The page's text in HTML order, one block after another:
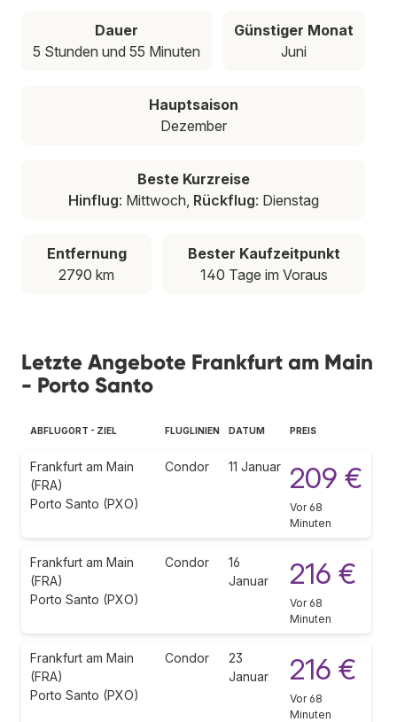
Dauer
5 Stunden und 55 Minuten
Günstiger Monat
Juni
Hauptsaison
Dezember
Beste Kurzreise
Hinflug: Mittwoch, Rückflug: Dienstag
Entfernung
2790 km
Bester Kaufzeitpunkt
140 Tage im Voraus
Letzte Angebote Frankfurt am Main
- Porto Santo
ABFLUGORT - ZIEL FLUGLINIEN DATUM PREIS
Frankfurt am Main
(FRA)
Porto Santo (PXO)
Condor 11 Januar 209 €
Vor 68
Minuten
Frankfurt am Main
(FRA)
Porto Santo (PXO)
Condor
16
Januar
216 €
Vor 68
Minuten
Frankfurt am Main
(FRA)
Porto Santo (PXO)
Condor
23
Januar
216 €
Vor 68
Minuten